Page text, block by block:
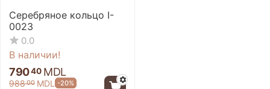
Серебряное кольцо I-
0023
0.0
В наличии!
79040 MDL
98800 MDL -20%